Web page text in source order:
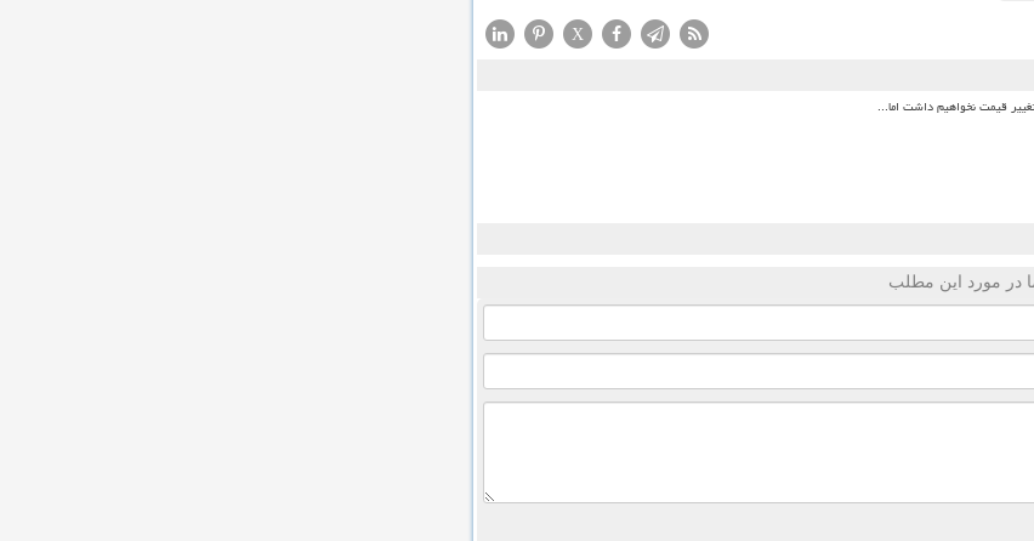
X
قیمت نخواهیم داشت اما...
در مورد این مطلب